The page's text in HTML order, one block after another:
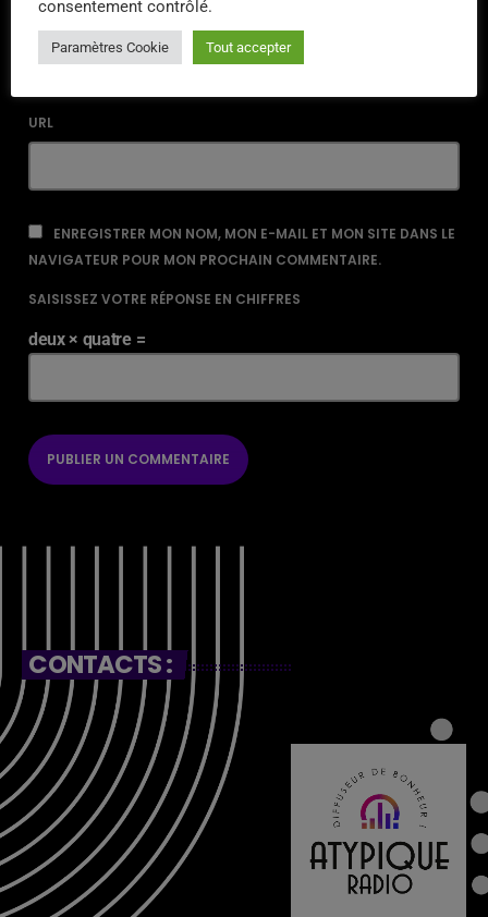
URL
ENREGISTRER MON NOM, MON E-MAIL ET MON SITE DANS LE
NAVIGATEUR POUR MON PROCHAIN COMMENTAIRE.
SAISISSEZ VOTRE RÉPONSE EN CHIFFRES
deux × quatre =
CONTACTS :
consentement contrôlé.
Paramètres Cookie Tout accepter